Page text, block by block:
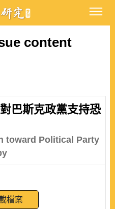
content
巴斯克政黨支持恐
toward Political Party
檔案